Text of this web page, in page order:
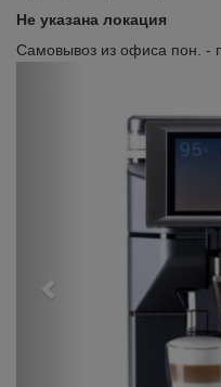
Не указана локация
Самовывоз из офиса пон. -